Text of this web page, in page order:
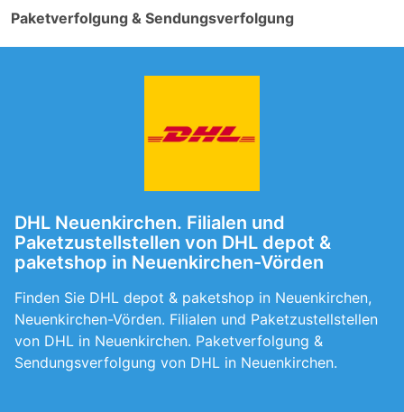
Paketverfolgung & Sendungsverfolgung
DHL Neuenkirchen. Filialen und
Paketzustellstellen von DHL depot &
paketshop in Neuenkirchen-Vörden
Finden Sie DHL depot & paketshop in Neuenkirchen,
Neuenkirchen-Vörden. Filialen und Paketzustellstellen
von DHL in Neuenkirchen. Paketverfolgung &
Sendungsverfolgung von DHL in Neuenkirchen.